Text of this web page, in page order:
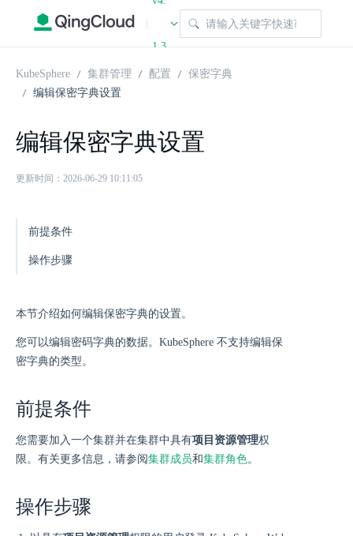
|
1.3
KubeSphere 集群管理 配置
保密字典
编辑保密字典设置
编辑保密字典设置
更新时间：2026-06-29 10:11:05
前提条件
操作步骤
本节介绍如何编辑保密字典的设置。
您可以编辑密码字典的数据。KubeSphere 不支持编辑保
密字典的类型。
前提条件
您需要加入一个集群并在集群中具有项目资源管理权
限。有关更多信息，请参阅集群成员和集群角色。
操作步骤